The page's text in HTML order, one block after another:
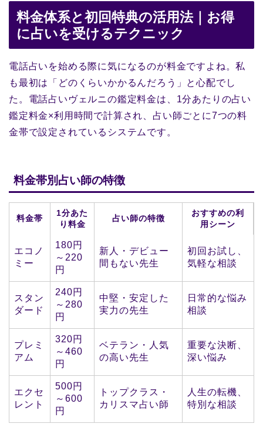
料金体系と初回特典の活用法｜お得
に占いを受けるテクニック
電話占いを始める際に気になるのが料金ですよね。私
も最初は「どのくらいかかるんだろう」と心配でし
た。電話占いヴェルニの鑑定料金は、1分あたりの占い
鑑定料金×利用時間で計算され、占い師ごとに7つの料
金帯で設定されているシステムです。
料金帯別占い師の特徴
料金帯
1分あた
り料金
占い師の特徴
おすすめの利
用シーン
エコノ
ミー
180円
～220
円
新人・デビュー
間もない先生
初回お試し、
気軽な相談
スタン
ダード
240円
～280
円
中堅・安定した
実力の先生
日常的な悩み
相談
プレミ
アム
320円
～460
円
ベテラン・人気
の高い先生
重要な決断、
深い悩み
エクセ
レント
500円
～600
円
トップクラス・
カリスマ占い師
人生の転機、
特別な相談